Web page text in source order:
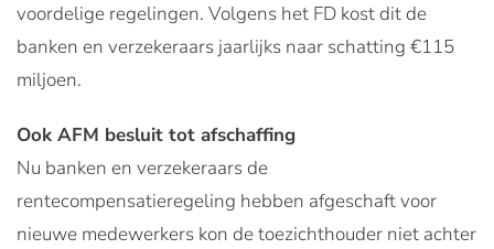
voordelige regelingen. Volgens het FD kost dit de
banken en verzekeraars jaarlijks naar schatting €115
miljoen.
Ook AFM besluit tot afschaffing
Nu banken en verzekeraars de
rentecompensatieregeling hebben afgeschaft voor
nieuwe medewerkers kon de toezichthouder niet achter